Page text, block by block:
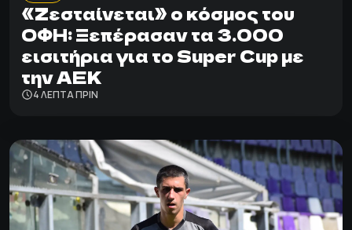
«Ζεσταίνεται» ο κόσμος του
ΟΦΗ: Ξεπέρασαν τα 3.000
εισιτήρια για το Super Cup με
την ΑΕΚ
4 ΛΕΠΤΑ ΠΡΙΝ